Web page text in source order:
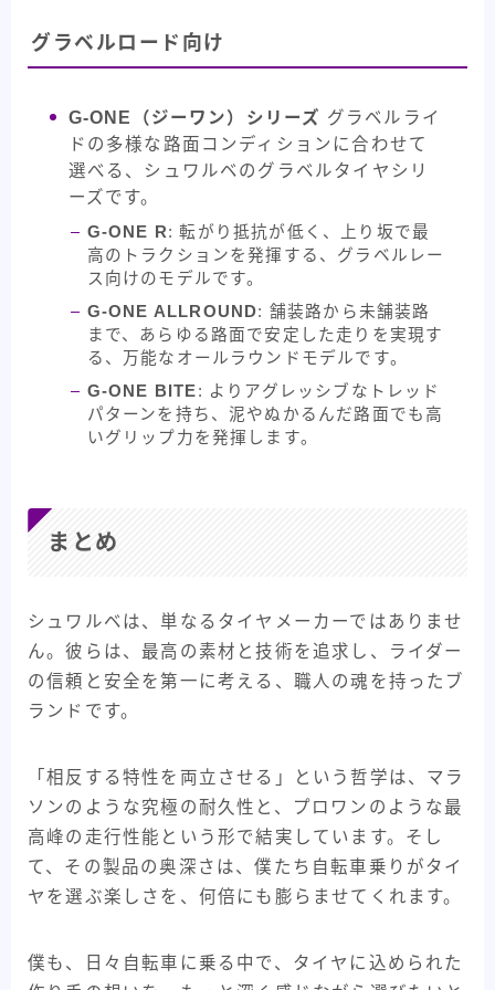
グラベルロード向け
G-ONE（ジーワン）シリーズ グラベルライ
ドの多様な路面コンディションに合わせて
選べる、シュワルベのグラベルタイヤシリ
ーズです。
G-ONE R: 転がり抵抗が低く、上り坂で最
高のトラクションを発揮する、グラベルレー
ス向けのモデルです。
G-ONE ALLROUND: 舗装路から未舗装路
まで、あらゆる路面で安定した走りを実現す
る、万能なオールラウンドモデルです。
G-ONE BITE: よりアグレッシブなトレッド
パターンを持ち、泥やぬかるんだ路面でも高
いグリップ力を発揮します。
まとめ
シュワルベは、単なるタイヤメーカーではありませ
ん。彼らは、最高の素材と技術を追求し、ライダー
の信頼と安全を第一に考える、職人の魂を持ったブ
ランドです。
「相反する特性を両立させる」という哲学は、マラ
ソンのような究極の耐久性と、プロワンのような最
高峰の走行性能という形で結実しています。そし
て、その製品の奥深さは、僕たち自転車乗りがタイ
ヤを選ぶ楽しさを、何倍にも膨らませてくれます。
僕も、日々自転車に乗る中で、タイヤに込められた